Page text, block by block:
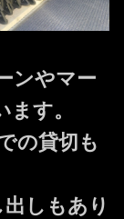
ンやマー
す。
の貸切も
しもあり